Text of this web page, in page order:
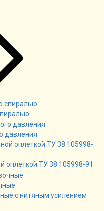
давления
оплеткой ТУ 38.105998-91